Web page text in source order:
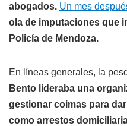
abogados. Un mes
ola de imputaciones que
Policía de Mendoza.
En líneas generales, la
Bento lideraba una
gestionar coimas para
como arrestos